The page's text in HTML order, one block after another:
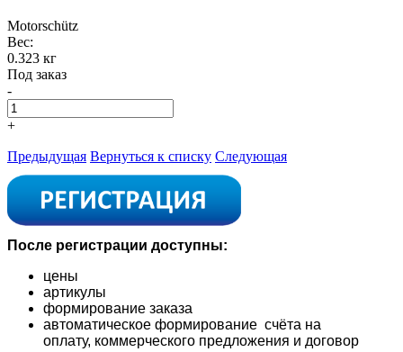
Motorschütz
Вес:
0.323 кг
Под заказ
-
+
Предыдущая Вернуться к списку Следующая
После регистрации доступны:
цены
артикулы
формирование заказа
автоматическое формирование счёта на
оплату, коммерческого предложения и договор